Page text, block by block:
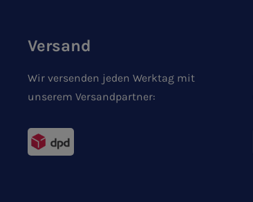
Versand
Wir versenden jeden Werktag mit
unserem Versandpartner: